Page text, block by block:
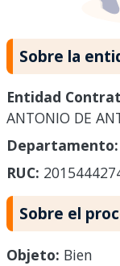
Sobre la
Entidad
ANTONIO DE
Departamento:
RUC:
Sobre el
Objeto: Bien